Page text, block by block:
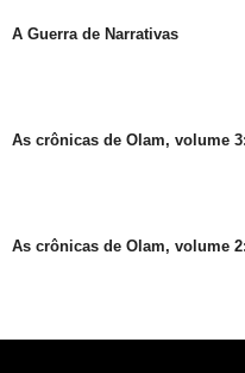
A Guerra de Narrativas
As crônicas de Olam, volume
As crônicas de Olam, volume